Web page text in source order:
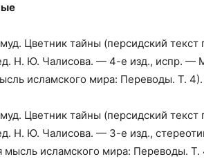
Цветник тайны (персидский
Н. Ю. Чалисова. — 4-е изд., испр.
исламского мира: Переводы. Т. 4).
Цветник тайны (персидский
Н. Ю. Чалисова. — 3-е изд.,
исламского мира: Переводы. Т.